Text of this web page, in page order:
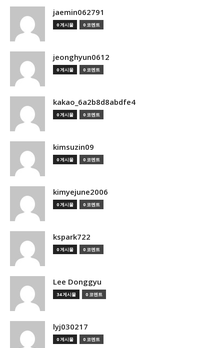
jaemin062791
0 게시물 0 코멘트
jeonghyun0612
0 게시물 0 코멘트
kakao_6a2b8d8abdfe4
0 게시물 0 코멘트
kimsuzin09
0 게시물 0 코멘트
kimyejune2006
0 게시물 0 코멘트
kspark722
0 게시물 0 코멘트
Lee Donggyu
34 게시물 0 코멘트
lyj030217
0 게시물 0 코멘트